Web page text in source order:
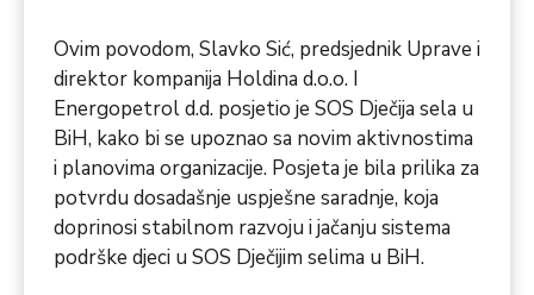
Ovim povodom, Slavko Sić, predsjednik Uprave i
direktor kompanija Holdina d.o.o. I
Energopetrol d.d. posjetio je SOS Dječija sela u
BiH, kako bi se upoznao sa novim aktivnostima
i planovima organizacije. Posjeta je bila prilika za
potvrdu dosadašnje uspješne saradnje, koja
doprinosi stabilnom razvoju i jačanju sistema
podrške djeci u SOS Dječijim selima u BiH.